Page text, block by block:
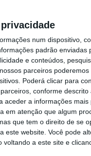
num dispositivo,
padrão enviadas
e conteúdos,
parceiros
Poderá clicar para
conforme descrito
aceder a informações
em atenção que algum
que tem o direito de se
este website. Você pode
a este site e
da UMinho vence
Portugal